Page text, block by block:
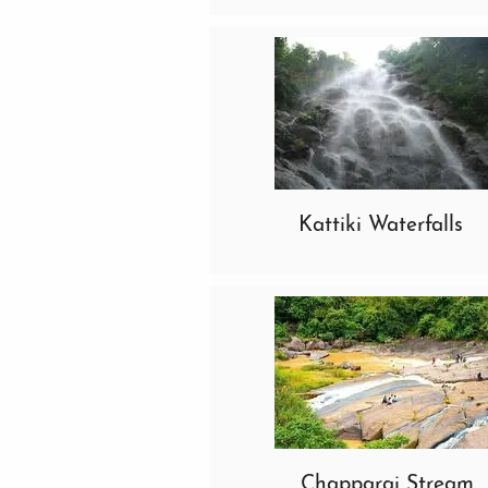
Kattiki Waterfalls